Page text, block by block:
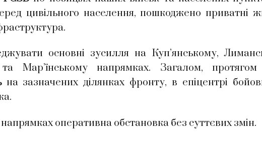
цивільного населення, пошкоджено приватні
основні зусилля на Куп’янському,
та Мар’їнському напрямках. Загалом,
на зазначених ділянках фронту, в епіцентрі
оперативна обстановка без суттєвих змін.